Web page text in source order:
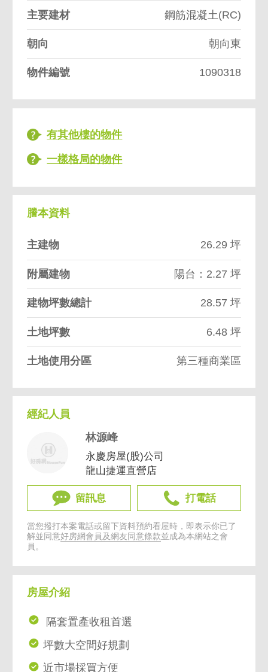
主要建材 鋼筋混凝土(RC)
朝向 朝向東
物件編號 1090318
有其他樓的物件
一樣格局的物件
謄本資料
主建物 26.29 坪
附屬建物 陽台：2.27 坪
建物坪數總計 28.57 坪
土地坪數 6.48 坪
土地使用分區 第三種商業區
經紀人員
林源峰
永慶房屋(股)公司
龍山捷運直營店
留訊息 打電話
當您撥打本案電話或留下資料預約看屋時，即表示你已了
解並同意好房網會員及網友同意條款並成為本網站之會
員。
房屋介紹
隔套置產收租首選
坪數大空間好規劃
近市場採買方便